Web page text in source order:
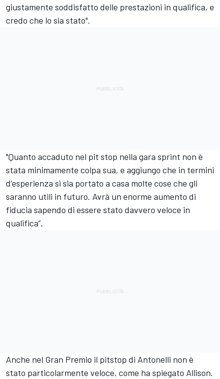
giustamente soddisfatto delle prestazioni in qualifica, e
credo che lo sia stato".
"Quanto accaduto nel pit stop nella gara sprint non è
stata minimamente colpa sua, e aggiungo che in termini
d’esperienza si sia portato a casa molte cose che gli
saranno utili in futuro. Avrà un enorme aumento di
fiducia sapendo di essere stato davvero veloce in
qualifica”.
Anche nel Gran Premio il pitstop di Antonelli non è
stato particolarmente veloce, come ha spiegato Allison.